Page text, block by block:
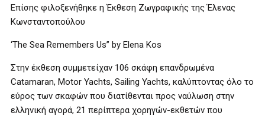
Επίσης φιλοξενήθηκε η Έκθεση Ζωγραφικής της Έλενας
Κωνσταντοπούλου
‘The Sea Remembers Us” by Elena Kos
Στην έκθεση συμμετείχαν 106 σκάφη επανδρωμένα
Catamaran, Motor Yachts, Sailing Yachts, καλύπτοντας όλο το
εύρος των σκαφών που διατίθενται προς ναύλωση στην
ελληνική αγορά, 21 περίπτερα χορηγών-εκθετών που